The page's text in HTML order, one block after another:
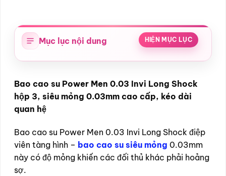
Mục lục nội dung HIỆN MỤC LỤC
Bao cao su Power Men 0.03 Invi Long Shock
hộp 3, siêu mỏng 0.03mm cao cấp, kéo dài
quan hệ
Bao cao su Power Men 0.03 Invi Long Shock điệp
viên tàng hình – bao cao su siêu mỏng 0.03mm
này có độ mỏng khiến các đối thủ khác phải hoảng
sợ.